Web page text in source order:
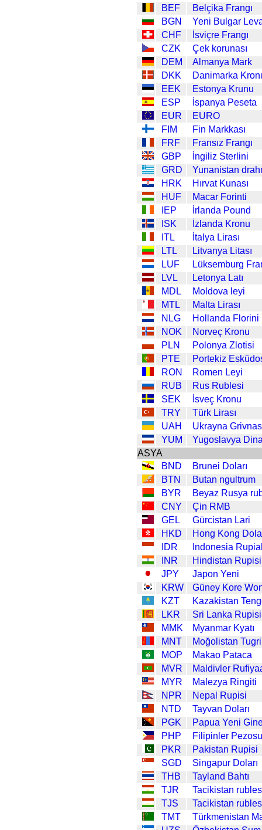
BEF
Belçika Frangı
BGN
Yeni Bulgar
CHF
İsviçre Frangı
CZK
Çek korunası
DEM
Almanya Mark
DKK
Danimarka
EEK
Estonya Krunu
ESP
İspanya Peseta
EUR
EURO
FIM
Fin Markkası
FRF
Fransız Frangı
GBP
İngiliz Sterlini
GRD
Yunanistan
HRK
Hırvat Kunası
HUF
Macar Forinti
IEP
İrlanda Pound
ISK
İzlanda Kronu
ITL
İtalya Lirası
LTL
Litvanya Litası
LUF
Lüksemburg
LVL
Letonya Latı
MDL
Moldova leyi
MTL
Malta Lirası
NLG
Hollanda Florini
NOK
Norveç Kronu
PLN
Polonya Zlotisi
PTE
Portekiz
RON
Romen Leyi
RUB
Rus Rublesi
SEK
İsveç Kronu
TRY
Türk Lirası
UAH
Ukrayna
YUM
Yugoslavya
ASYA
BND
Brunei Doları
BTN
Butan ngultrum
BYR
Beyaz Rusya
CNY
Çin RMB
GEL
Gürcistan Lari
HKD
Hong Kong
IDR
Indonesia
INR
Hindistan Rupisi
JPY
Japon Yeni
KRW
Güney Kore
KZT
Kazakistan
LKR
Sri Lanka Rupisi
MMK
Myanmar Kyatı
MNT
Moğolistan
MOP
Makao Pataca
MVR
Maldivler
MYR
Malezya Ringiti
NPR
Nepal Rupisi
NTD
Tayvan Doları
PGK
Papua Yeni
PHP
Filipinler Pezosu
PKR
Pakistan Rupisi
SGD
Singapur Doları
THB
Tayland Bahtı
TJR
Tacikistan
TJS
Tacikistan
TMT
Türkmenistan